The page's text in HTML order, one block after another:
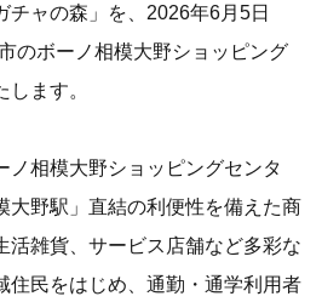
チャの森」を、2026年6月5日
のボーノ相模大野ショッピング
ます。
ノ相模大野ショッピングセンタ
大野駅」直結の利便性を備えた商
活雑貨、サービス店舗など多彩な
住民をはじめ、通勤・通学利用者